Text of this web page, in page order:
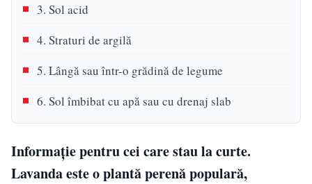
3. Sol acid
4. Straturi de argilă
5. Lângă sau într-o grădină de legume
6. Sol îmbibat cu apă sau cu drenaj slab
Informație pentru cei care stau la curte.
Lavanda este o plantă perenă populară,